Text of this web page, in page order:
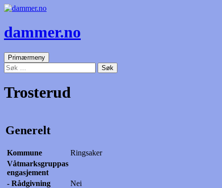
dammer.no
SøkPrimærmeny Gå
til
innhold
Søk
etter:
Trosterud
Generelt
Kommune
Ringsaker
Våtmarksgruppas
engasjement
- Rådgivning
Nei